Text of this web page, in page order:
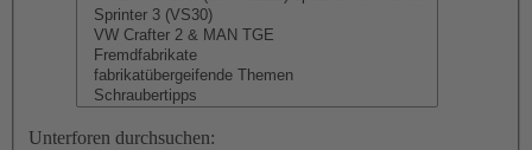
Unterforen durchsuchen: